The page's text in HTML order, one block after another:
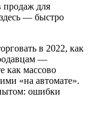
для
— быстро
в 2022, как
—
как массово
«на автомате».
ошибки